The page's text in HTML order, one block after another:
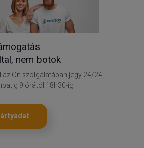
nem botok
Ön szolgálatában jegy 24/24,
9 órától 18h30-ig